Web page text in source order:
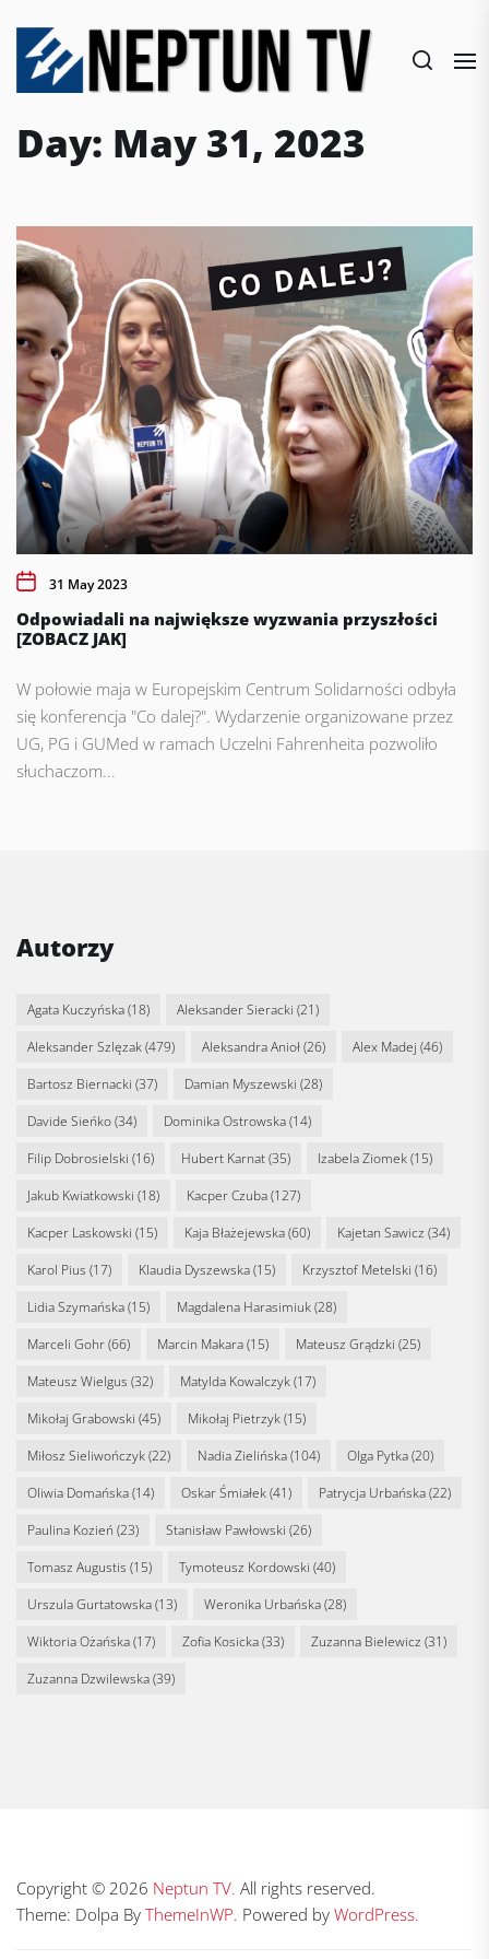
content
Day: May 31, 2023
31 May 2023
Odpowiadali na największe wyzwania przyszłości
[ZOBACZ JAK]
W połowie maja w Europejskim Centrum Solidarności odbyła
się konferencja "Co dalej?". Wydarzenie organizowane przez
UG, PG i GUMed w ramach Uczelni Fahrenheita pozwoliło
słuchaczom...
Autorzy
Agata Kuczyńska(18) Aleksander Sieracki (21)
Aleksander Szlęzak(479) Aleksandra Anioł(26) Alex Madej (46)
Bartosz Biernacki (37) Damian Myszewski (28)
Davide Sieńko(34) Dominika Ostrowska(14)
Filip Dobrosielski (16) Hubert Karnat(35) Izabela Ziomek(15)
Jakub Kwiatkowski (18) Kacper Czuba(127)
Kacper Laskowski (15) Kaja Błażejewska(60) Kajetan Sawicz (34)
Karol Pius (17) Klaudia Dyszewska(15) Krzysztof Metelski (16)
Lidia Szymańska(15) Magdalena Harasimiuk(28)
Marceli Gohr(66) Marcin Makara(15) Mateusz Grądzki (25)
Mateusz Wielgus (32) Matylda Kowalczyk(17)
Mikołaj Grabowski (45) Mikołaj Pietrzyk(15)
Miłosz Sieliwończyk(22) Nadia Zielińska(104) Olga Pytka(20)
Oliwia Domańska(14) Oskar Śmiałek(41) Patrycja Urbańska(22)
Paulina Kozień (23) Stanisław Pawłowski (26)
Tomasz Augustis (15) Tymoteusz Kordowski (40)
Urszula Gurtatowska(13) Weronika Urbańska(28)
Wiktoria Ożańska(17) Zofia Kosicka(33) Zuzanna Bielewicz (31)
Zuzanna Dzwilewska(39)
Copyright © 2026 Neptun TV. All rights reserved.
Theme: Dolpa By ThemeInWP. Powered by WordPress.